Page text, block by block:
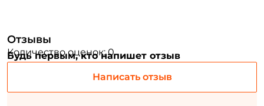
Отзывы
Количество оценок: 0
Будь первым, кто напишет отзыв
Написать отзыв